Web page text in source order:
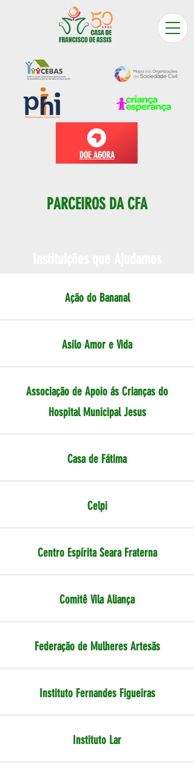
DOE AGORA
PARCEIROS DA CFA
Ação do Bananal
Asilo Amor e Vida
Associação de Apoio ás Crianças do
Hospital Municipal Jesus
Casa de Fátima
Celpi
Centro Espírita Seara Fraterna
Comitê Vila Aliança
Federação de Mulheres Artesãs
Instituto Fernandes Figueiras
Instituto Lar